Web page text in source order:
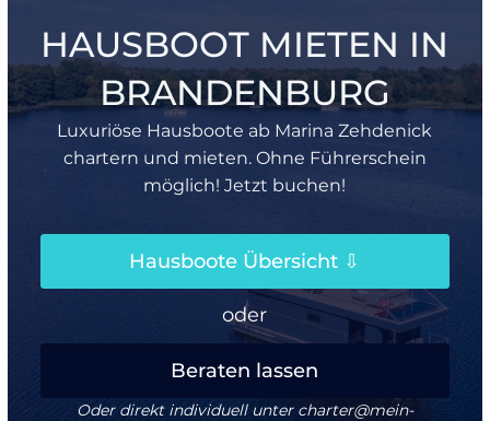
HAUSBOOT MIETEN IN
BRANDENBURG
Luxuriöse Hausboote ab Marina Zehdenick
chartern und mieten. Ohne Führerschein
möglich! Jetzt buchen!
Hausboote Übersicht ⇩
oder
Beraten lassen
Oder direkt individuell unter charter@mein-